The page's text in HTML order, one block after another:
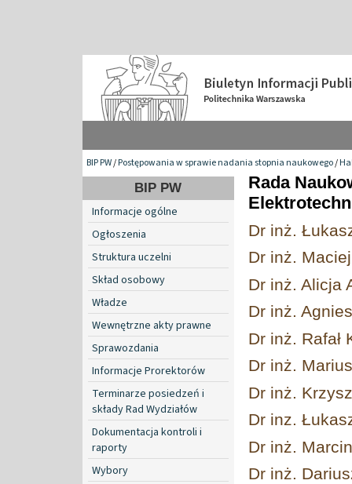
BIP PW/Postępowania w sprawie nadania stopnia naukowego/
BIP PW
Informacje ogólne
Ogłoszenia
Struktura uczelni
Skład osobowy
Władze
Wewnętrzne akty prawne
Sprawozdania
Informacje Prorektorów
Terminarze posiedzeń i
składy Rad Wydziałów
Dokumentacja kontroli i
raporty
Wybory
Rada
Dr inż.
Dr inż.
Dr inż. Alicja
Dr inż.
Dr inż. Rafał
Dr inż.
Dr inż.
Dr inz.
Dr inż.
Dr inż.